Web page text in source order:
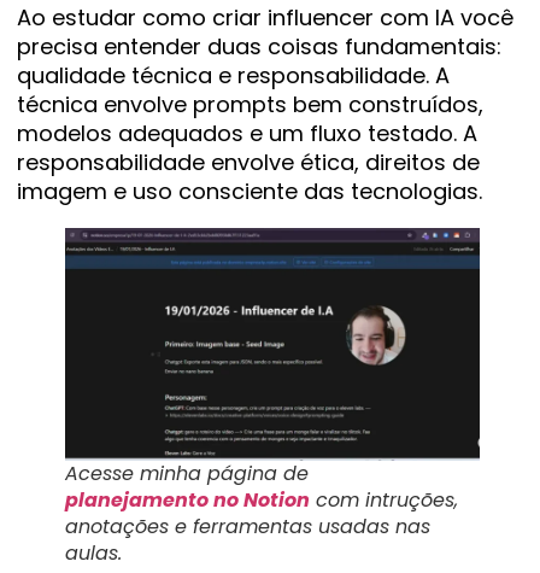
Ao estudar como criar influencer com IA você
precisa entender duas coisas fundamentais:
qualidade técnica e responsabilidade. A
técnica envolve prompts bem construídos,
modelos adequados e um fluxo testado. A
responsabilidade envolve ética, direitos de
imagem e uso consciente das tecnologias.
Acesse minha página de
planejamento no Notion com intruções,
anotações e ferramentas usadas nas
aulas.